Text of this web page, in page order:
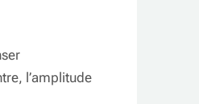
l’amplitude